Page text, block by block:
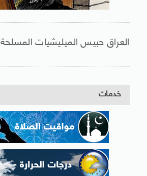
العراق حبيس الميليشيات المسلحة
خدمات